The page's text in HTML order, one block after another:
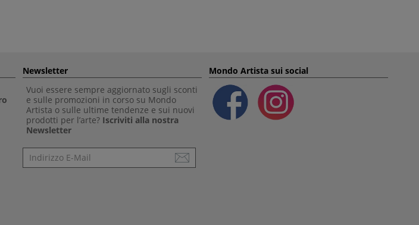
Newsletter
Vuoi essere sempre aggiornato sugli sconti
e sulle promozioni in corso su Mondo
Artista o sulle ultime tendenze e sui nuovi
prodotti per l’arte? Iscriviti alla nostra
Newsletter
Newsletter
Mondo Artista sui social